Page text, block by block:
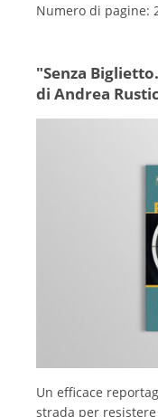
Numero di pagine:
"Senza
di Andrea
Un efficace
strada per